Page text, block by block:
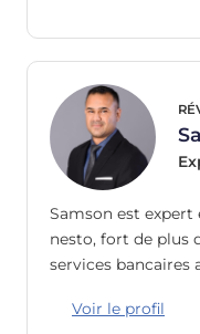
Samson est
nesto, fort de plus
services bancaires
Voir le profil